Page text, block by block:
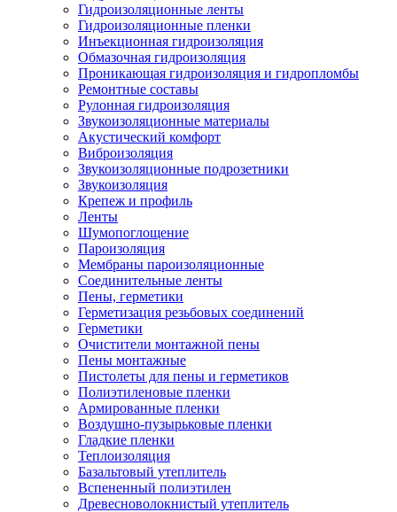
Гидроизоляционные ленты
Гидроизоляционные пленки
Инъекционная гидроизоляция
Обмазочная гидроизоляция
Проникающая гидроизоляция и гидропломбы
Ремонтные составы
Рулонная гидроизоляция
Звукоизоляционные материалы
Акустический комфорт
Виброизоляция
Звукоизоляционные подрозетники
Звукоизоляция
Крепеж и профиль
Ленты
Шумопоглощение
Пароизоляция
Мембраны пароизоляционные
Соединительные ленты
Пены, герметики
Герметизация резьбовых соединений
Герметики
Очистители монтажной пены
Пены монтажные
Пистолеты для пены и герметиков
Полиэтиленовые пленки
Армированные пленки
Воздушно-пузырьковые пленки
Гладкие пленки
Теплоизоляция
Базальтовый утеплитель
Вспененный полиэтилен
Древесноволокнистый утеплитель